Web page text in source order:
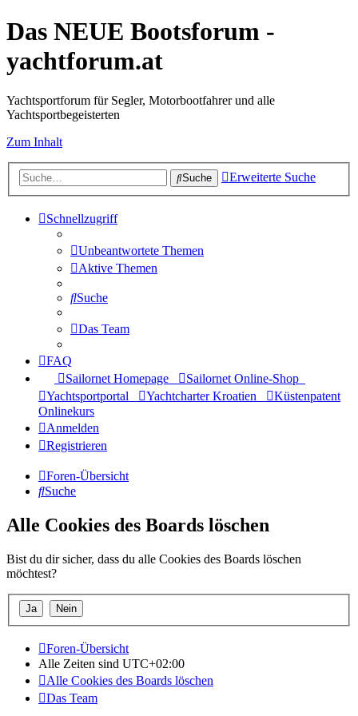
Das NEUE Bootsforum -
yachtforum.at
Yachtsportforum für Segler, Motorbootfahrer und alle
Yachtsportbegeisterten
Zum Inhalt
Suche Erweiterte Suche
Schnellzugriff
Unbeantwortete Themen
Aktive Themen
Suche
Das Team
FAQ
Sailornet Homepage
Sailornet Online-Shop
Yachtsportportal
Yachtcharter Kroatien
Küstenpatent
Onlinekurs
Anmelden
Registrieren
Foren-Übersicht
Suche
Alle Cookies des Boards löschen
Bist du dir sicher, dass du alle Cookies des Boards löschen
möchtest?
Foren-Übersicht
Alle Zeiten sind UTC+02:00
Alle Cookies des Boards löschen
Das Team